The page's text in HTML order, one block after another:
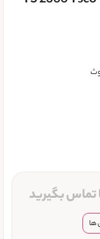
تماس بگیرید
ها